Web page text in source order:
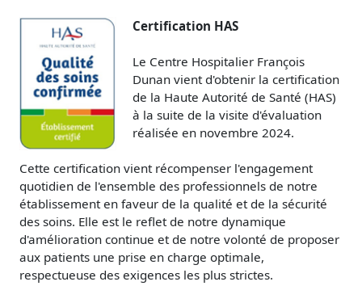
Certification HAS
Le Centre Hospitalier François
Dunan vient d'obtenir la certification
de la Haute Autorité de Santé (HAS)
à la suite de la visite d'évaluation
réalisée en novembre 2024.
Cette certification vient récompenser l'engagement
quotidien de l'ensemble des professionnels de notre
établissement en faveur de la qualité et de la sécurité
des soins. Elle est le reflet de notre dynamique
d'amélioration continue et de notre volonté de proposer
aux patients une prise en charge optimale,
respectueuse des exigences les plus strictes.